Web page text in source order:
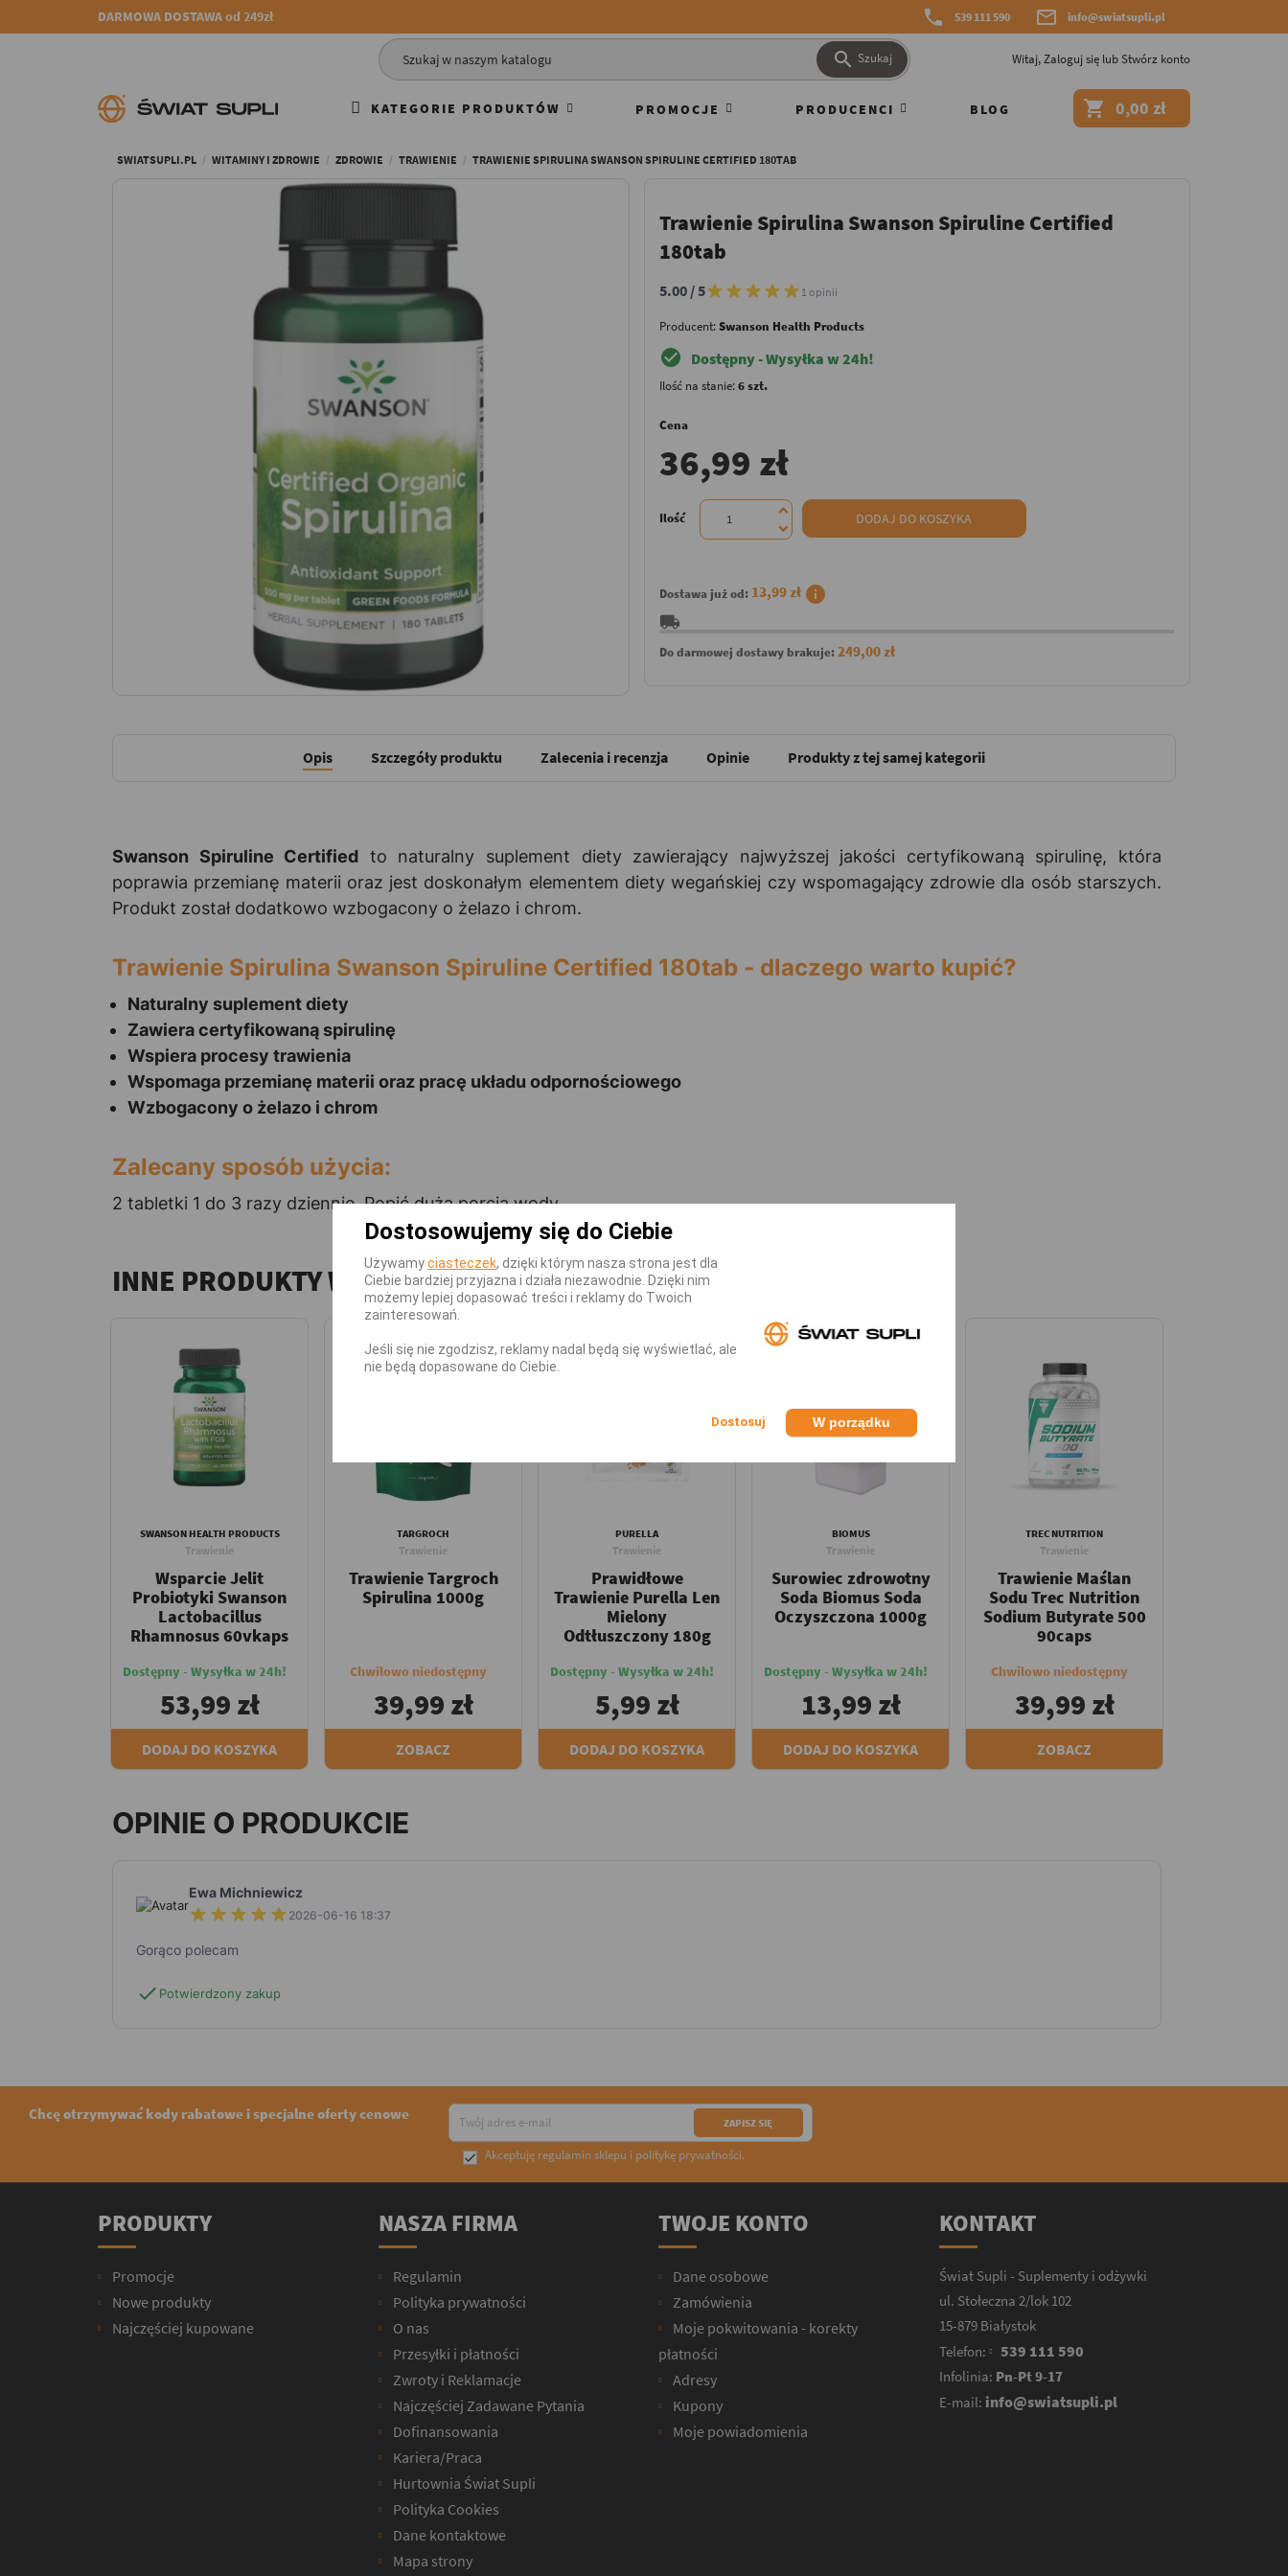
DARMOWA DOSTAWA od 249zł  539 111 590  info@swiatsupli.pl
 Szukaj Witaj,Zaloguj się lubStwórz konto
KATEGORIE PRODUKTÓW PROMOCJE PRODUCENCI BLOG  0,00 zł
SWIATSUPLI.PL WITAMINY I ZDROWIE ZDROWIE TRAWIENIE TRAWIENIE SPIRULINA SWANSON SPIRULINE CERTIFIED 180TAB
Trawienie Spirulina Swanson Spiruline Certified
180tab
5.00 / 5 1 opinii
Producent:Swanson Health Products
check_circle Dostępny - Wysyłka w 24h!
Ilość na stanie:6 szt.
Cena
36,99 zł
Ilość DODAJ DO KOSZYKA
Dostawa już od: 13,99 zł info
local_shipping
Do darmowej dostawy brakuje: 249,00 zł
Opis Szczegóły produktu Zalecenia i recenzja Opinie Produkty z tej samej kategorii
Swanson Spiruline Certified to naturalny suplement diety zawierający najwyższej jakości certyfikowaną spirulinę, która
poprawia przemianę materii oraz jest doskonałym elementem diety wegańskiej czy wspomagający zdrowie dla osób starszych.
Produkt został dodatkowo wzbogacony o żelazo i chrom.
Trawienie Spirulina Swanson Spiruline Certified 180tab - dlaczego warto kupić?
Naturalny suplement diety
Zawiera certyfikowaną spirulinę
Wspiera procesy trawienia
Wspomaga przemianę materii oraz pracę układu odpornościowego
Wzbogacony o żelazo i chrom
Zalecany sposób użycia:
2 tabletki 1 do 3 razy dziennie. Popić dużą porcją wody.
INNE PRODUKTY W TEJ KATEGORII
SWANSON HEALTH PRODUCTS
Trawienie
Wsparcie Jelit
Probiotyki Swanson
Lactobacillus
Rhamnosus 60vkaps
Dostępny - Wysyłka w 24h!
53,99 zł
DODAJ DO KOSZYKA
TARGROCH
Trawienie
Trawienie Targroch
Spirulina 1000g
Chwilowo niedostępny
39,99 zł
ZOBACZ
PURELLA
Trawienie
Prawidłowe
Trawienie Purella Len
Mielony
Odtłuszczony 180g
Dostępny - Wysyłka w 24h!
5,99 zł
DODAJ DO KOSZYKA
BIOMUS
Trawienie
Surowiec zdrowotny
Soda Biomus Soda
Oczyszczona 1000g
Dostępny - Wysyłka w 24h!
13,99 zł
DODAJ DO KOSZYKA
TREC NUTRITION
Trawienie
Trawienie Maślan
Sodu Trec Nutrition
Sodium Butyrate 500
90caps
Chwilowo niedostępny
39,99 zł
ZOBACZ
OPINIE O PRODUKCIE
Ewa Michniewicz
2026-06-16 18:37
Gorąco polecam
check Potwierdzony zakup
Chcę otrzymywać kody rabatowe i specjalne oferty cenowe
 Akceptuję regulamin sklepu i politykę prywatności.
Dostosowujemy się do Ciebie
Używamyciasteczek, dzięki którym nasza strona jest dla
Ciebie bardziej przyjazna i działa niezawodnie. Dzięki nim
możemy lepiej dopasować treści i reklamy do Twoich
zainteresowań.
Jeśli się nie zgodzisz, reklamy nadal będą się wyświetlać, ale
nie będą dopasowane do Ciebie.
W porządku
PRODUKTY
Promocje
Nowe produkty
Najczęściej kupowane
NASZA FIRMA
Regulamin
Polityka prywatności
O nas
Przesyłki i płatności
Zwroty i Reklamacje
Najczęściej Zadawane Pytania
Dofinansowania
Kariera/Praca
Hurtownia Świat Supli
Polityka Cookies
Dane kontaktowe
Mapa strony
TWOJE KONTO
Dane osobowe
Zamówienia
Moje pokwitowania - korekty
płatności
Adresy
Kupony
Moje powiadomienia
KONTAKT
Świat Supli - Suplementy i odżywki
ul. Stołeczna 2/lok 102
15-879 Białystok
Telefon:
539 111 590
Infolinia: Pn-Pt 9-17
E-mail: info@swiatsupli.pl